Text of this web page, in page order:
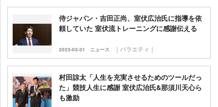
侍ジャパン・吉田正尚、室伏広治氏に指導を依
頼していた 室伏流トレーニングに感謝伝える
2023-03-31 ニュース ｜バラエティ｜
村田諒太「人生を充実させるためのツールだっ
た」競技人生に感謝 室伏広治氏&那須川天心ら
も激励